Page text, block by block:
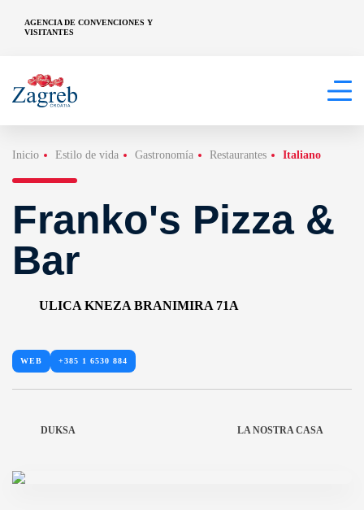
AGENCIA DE CONVENCIONES Y
VISITANTES
Inicio Estilo de vida Gastronomía Restaurantes Italiano
Franko's Pizza &
Bar
ULICA KNEZA BRANIMIRA 71A
WEB +385 1 6530 884
DUKSA LA NOSTRA CASA